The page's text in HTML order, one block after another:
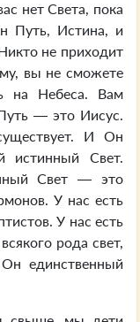
нет Света, пока
Путь, Истина, и
не приходит
вы не сможете
на Небеса. Вам
— это Иисус.
И Он
истинный Свет.
Свет — это
У нас есть
У нас есть
рода свет,
единственный